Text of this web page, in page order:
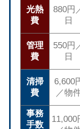
光熱
費
880円
日
管理
費
550円
日
清掃
費
6,600
／物
事務
手数
11,000